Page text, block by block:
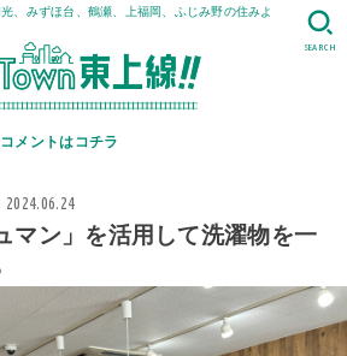
、みずほ台、鶴瀬、上福岡、ふじみ野の住みよ
コメントはコチラ
SEARCH
2024.06.24
マン」を活用して洗濯物を一